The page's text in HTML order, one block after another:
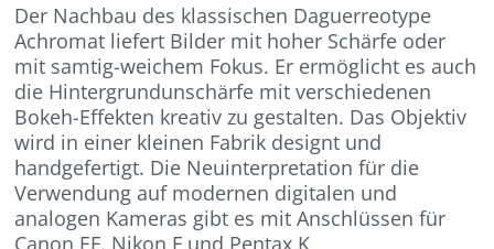
Der Nachbau des klassischen Daguerreotype
Achromat liefert Bilder mit hoher Schärfe oder
mit samtig-weichem Fokus. Er ermöglicht es auch
die Hintergrundunschärfe mit verschiedenen
Bokeh-Effekten kreativ zu gestalten. Das Objektiv
wird in einer kleinen Fabrik designt und
handgefertigt. Die Neuinterpretation für die
Verwendung auf modernen digitalen und
analogen Kameras gibt es mit Anschlüssen für
Canon EF, Nikon F und Pentax K